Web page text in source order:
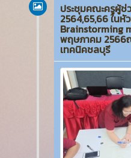
ประชุมคณะครูผู้ช่
2564,65,66 ในหั
Brainstorming
พฤษภาคม 2566
เทคนิคชลบุรี